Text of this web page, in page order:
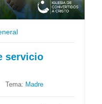
servicio
Tema: Madre